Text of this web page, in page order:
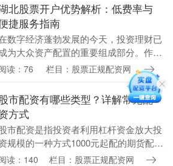
北股票开户优势解析：低费率与
捷服务指南
数字经济蓬勃发展的今天，投资理财已
成为大众资产配置的重要组成部分。作为
部崛起的重要支点1000元起配的期货配
资，湖北省不仅在经济建设上成绩斐然，
在金融服务领....
读：76 栏目：股票正规配资网
市配资有哪些类型？详解常见配
方式
股市配资是指投资者利用杠杆资金放大投
规模的一种方式1000元起配的期货配
。常见的配资类型包括： **1. 信用配资
读：140 栏目：股票正规配资网